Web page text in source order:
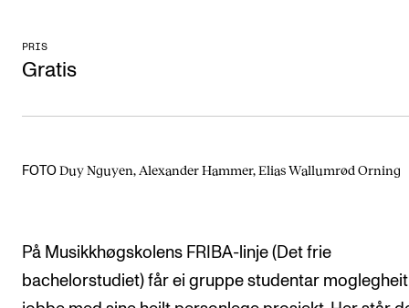
INFO
Om Norges musikkhøgskole
For ansatte og studenter
PRIS
Gratis
FOTO Duy Nguyen, Alexander Hammer, Elias Wallumrød Orning
På Musikkhøgskolens FRIBA-linje (Det frie
bachelorstudiet) får ei gruppe studentar